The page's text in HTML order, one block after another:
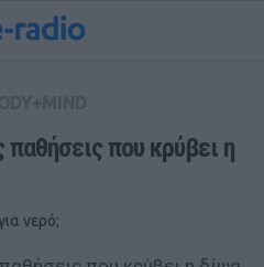
που κρύβει η
νερό;